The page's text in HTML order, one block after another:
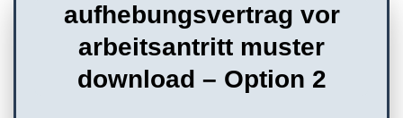
aufhebungsvertrag vor
arbeitsantritt muster
download – Option 2